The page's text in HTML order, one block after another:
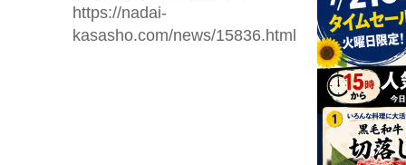
https://nadai-
kasasho.com/news/15836.html